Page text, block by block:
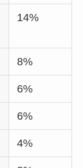
14%
8%
6%
6%
4%